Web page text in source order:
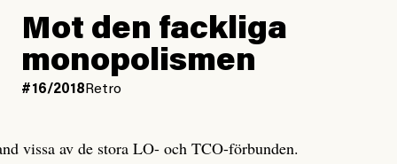
Mot den fackliga
monopolismen
#16/2018Retro
vissa av de stora LO- och TCO-förbunden.